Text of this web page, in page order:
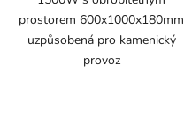
prostorem 600x1000x180mm
uzpůsobená pro kamenický
provoz